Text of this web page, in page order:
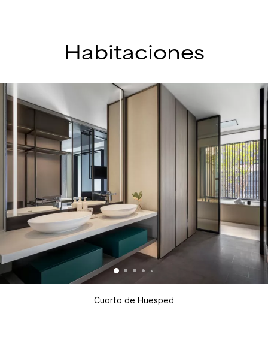
Habitaciones
Cuarto de Huesped